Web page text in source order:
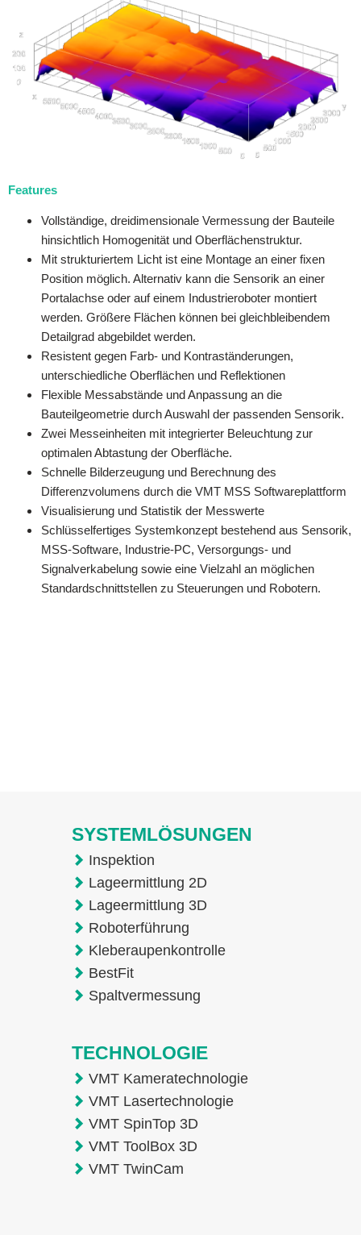
Features
Vollständige, dreidimensionale Vermessung der Bauteile
hinsichtlich Homogenität und Oberflächenstruktur.
Mit strukturiertem Licht ist eine Montage an einer fixen
Position möglich. Alternativ kann die Sensorik an einer
Portalachse oder auf einem Industrieroboter montiert
werden. Größere Flächen können bei gleichbleibendem
Detailgrad abgebildet werden.
Resistent gegen Farb- und Kontraständerungen,
unterschiedliche Oberflächen und Reflektionen
Flexible Messabstände und Anpassung an die
Bauteilgeometrie durch Auswahl der passenden Sensorik.
Zwei Messeinheiten mit integrierter Beleuchtung zur
optimalen Abtastung der Oberfläche.
Schnelle Bilderzeugung und Berechnung des
Differenzvolumens durch die VMT MSS Softwareplattform
Visualisierung und Statistik der Messwerte
Schlüsselfertiges Systemkonzept bestehend aus Sensorik,
MSS-Software, Industrie-PC, Versorgungs- und
Signalverkabelung sowie eine Vielzahl an möglichen
Standardschnittstellen zu Steuerungen und Robotern.
SYSTEMLÖSUNGEN
Inspektion
Lageermittlung 2D
Lageermittlung 3D
Roboterführung
Kleberaupenkontrolle
BestFit
Spaltvermessung
TECHNOLOGIE
VMT Kameratechnologie
VMT Lasertechnologie
VMT SpinTop 3D
VMT ToolBox 3D
VMT TwinCam